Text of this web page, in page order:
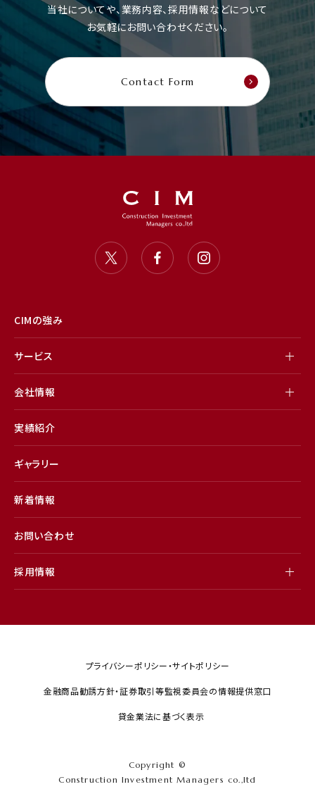
当社についてや、業務内容、採用情報などについて
お気軽にお問い合わせください。
Contact Form
CIMの強み
サービス
会社情報
実績紹介
ギャラリー
新着情報
お問い合わせ
採用情報
プライバシーポリシー・サイトポリシー
金融商品勧誘方針・証券取引等監視委員会の情報提供窓口
貸金業法に基づく表示
Copyright ©
Construction Investment Managers co.,ltd